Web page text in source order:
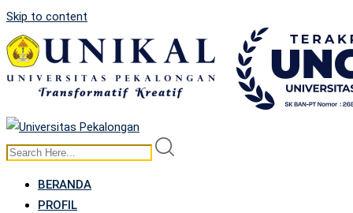
Skip to content
BERANDA
PROFIL